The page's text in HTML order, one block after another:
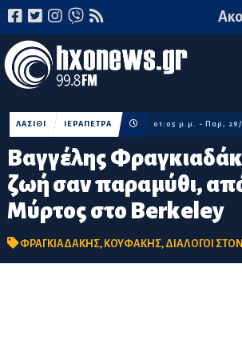
Βαγγέλης
ζωή σαν παραμύθι,
Μύρτος στο Berkeley
ΛΑΣΙΘΙ ΙΕΡΑΠΕΤΡΑ 01:05 μ.μ. - Παρ, 29/
ΦΡΑΓΚΙΑΔΑΚΗΣ, ΚΟΥΦΑΚΗΣ, ΔΙΑΛΟΓΟΙ